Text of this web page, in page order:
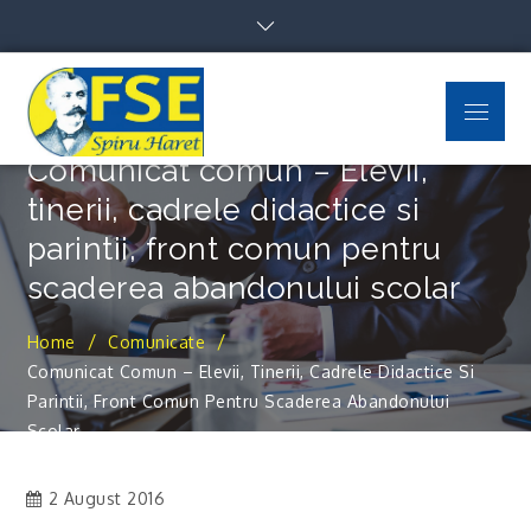
content
FSE Spiru Haret
Menu
Comunicat comun – Elevii,
tinerii, cadrele didactice si
parintii, front comun pentru
scaderea abandonului scolar
Home
Comunicate
Comunicat Comun – Elevii, Tinerii, Cadrele Didactice Si
Parintii, Front Comun Pentru Scaderea Abandonului
Scolar
2 August 2016